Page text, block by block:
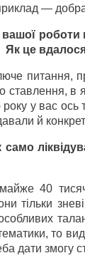
—
роботи
Як це
питання,
ставлення, в
року у вас
й
40 тисяч
тільки
то
дати змогу